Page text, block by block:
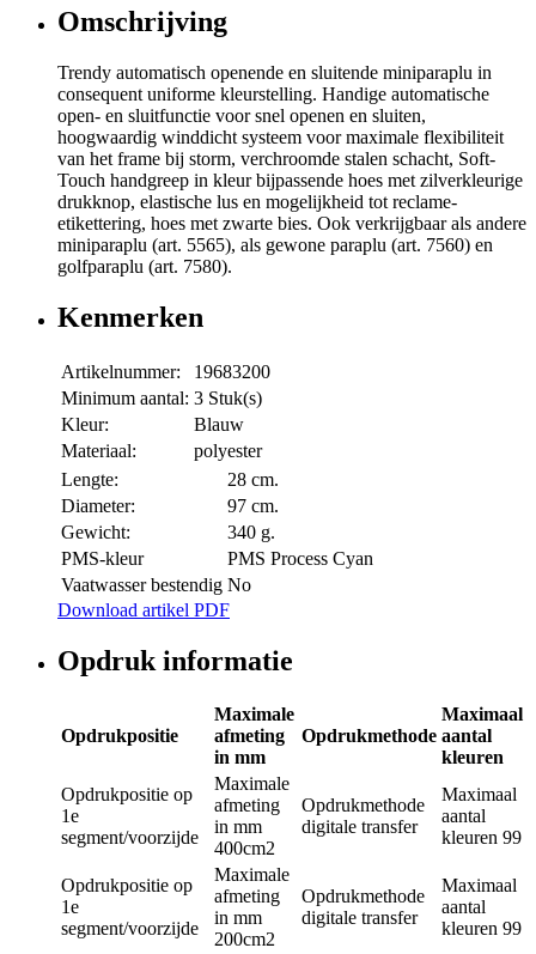
Omschrijving
Trendy automatisch openende en sluitende miniparaplu in
consequent uniforme kleurstelling. Handige automatische
open- en sluitfunctie voor snel openen en sluiten,
hoogwaardig winddicht systeem voor maximale flexibiliteit
van het frame bij storm, verchroomde stalen schacht, Soft-
Touch handgreep in kleur bijpassende hoes met zilverkleurige
drukknop, elastische lus en mogelijkheid tot reclame-
etikettering, hoes met zwarte bies. Ook verkrijgbaar als andere
miniparaplu (art. 5565), als gewone paraplu (art. 7560) en
golfparaplu (art. 7580).
Kenmerken
Artikelnummer:
19683200
Minimum aantal: 3 Stuk(s)
Kleur:
Blauw
Materiaal:
polyester
Lengte:
28 cm.
Diameter:
97 cm.
Gewicht:
340 g.
PMS-kleur
PMS Process Cyan
Vaatwasser bestendig No
Download artikel PDF
Opdruk informatie
Opdrukpositie
Maximale
afmeting
in mm
Opdrukmethode
Maximaal
aantal
kleuren
Opdrukpositie op
1e
segment/voorzijde
Maximale
afmeting
in mm
400cm2
Opdrukmethode
digitale transfer
Maximaal
aantal
kleuren 99
Opdrukpositie op
1e
segment/voorzijde
Maximale
afmeting
in mm
200cm2
Opdrukmethode
digitale transfer
Maximaal
aantal
kleuren 99